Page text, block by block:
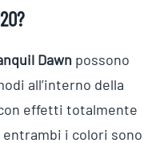
Dawn possono
all’interno della
effetti totalmente
entrambi i colori sono